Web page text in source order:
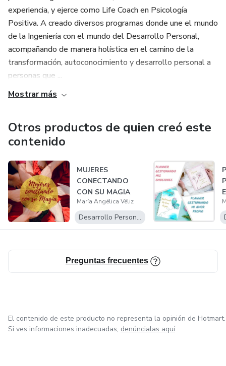
experiencia, y ejerce como Life Coach en Psicología
Positiva. A creado diversos programas donde une el mundo
de la Ingeniería con el mundo del Desarrollo Personal,
acompañando de manera holística en el camino de la
transformación, autoconocimiento y desarrollo personal a
personas que ...
Mostrar más
Otros productos de quien creó este
contenido
MUJERES
CONECTANDO
CON SU MAGIA
María Angélica Véliz
Desarrollo Personal
Preguntas frecuentes
El contenido de este producto no representa la opinión de Hotmart.
Si ves informaciones inadecuadas, denúncialas aquí